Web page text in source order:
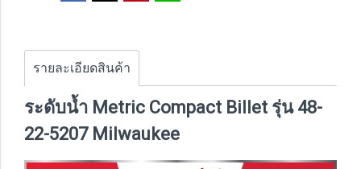
รายละเอียดสินค้า
ระดับน้ำ Metric Compact Billet รุ่น 48-
22-5207 Milwaukee